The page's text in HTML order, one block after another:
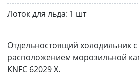
Лоток для льда: 1 шт
Отдельностоящий холодильник
расположением морозильной
KNFC 62029 X.